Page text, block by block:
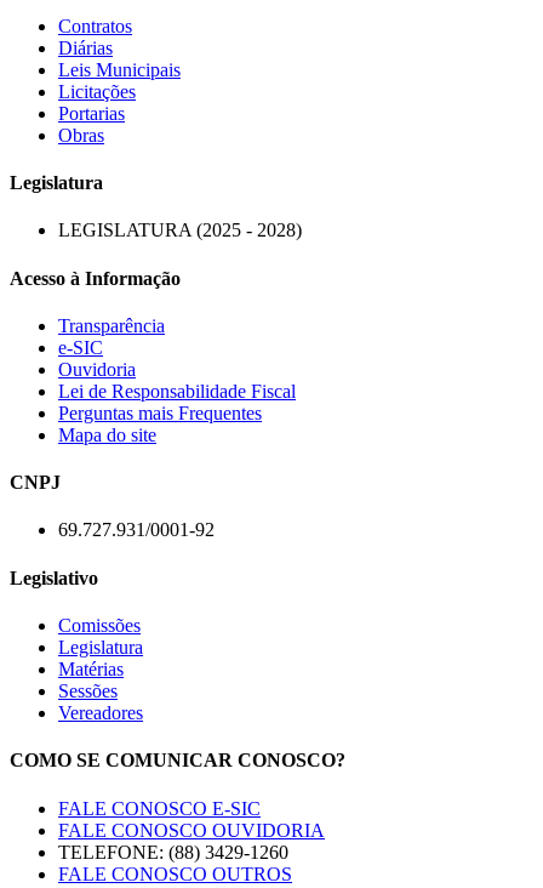
Contratos
Diárias
Leis Municipais
Licitações
Portarias
Obras
Legislatura
LEGISLATURA (2025 - 2028)
Acesso à Informação
Transparência
e-SIC
Ouvidoria
Lei de Responsabilidade Fiscal
Perguntas mais Frequentes
Mapa do site
CNPJ
69.727.931/0001-92
Legislativo
Comissões
Legislatura
Matérias
Sessões
Vereadores
COMO SE COMUNICAR CONOSCO?
FALE CONOSCO E-SIC
FALE CONOSCO OUVIDORIA
TELEFONE: (88) 3429-1260
FALE CONOSCO OUTROS